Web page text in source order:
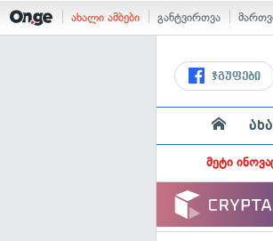
ახალი ამბები განტვირთვა
ჯგუფები
მეტი